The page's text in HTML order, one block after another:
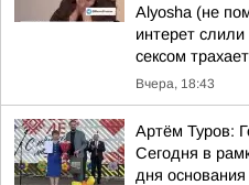
Alyosha (не
интерет
сексом
Вчера, 18:43
Артём Туров:
Сегодня в
дня